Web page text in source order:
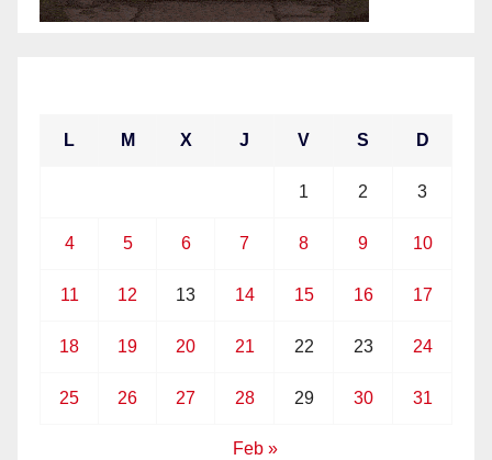
L M X J V S D
1 2 3
4 5 6 7 8 9 10
11 12 13 14 15 16 17
18 19 20 21 22 23 24
25 26 27 28 29 30 31
Feb »